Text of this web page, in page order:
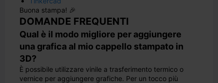
Buona stampa! 🎉
DOMANDE FREQUENTI
Qual è il modo migliore per aggiungere
una grafica al mio cappello stampato in
3D?
È possibile utilizzare vinile a trasferimento termico o
vernice per aggiungere grafiche. Per un tocco più